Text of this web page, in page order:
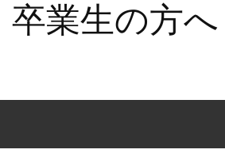
卒業生の方へ